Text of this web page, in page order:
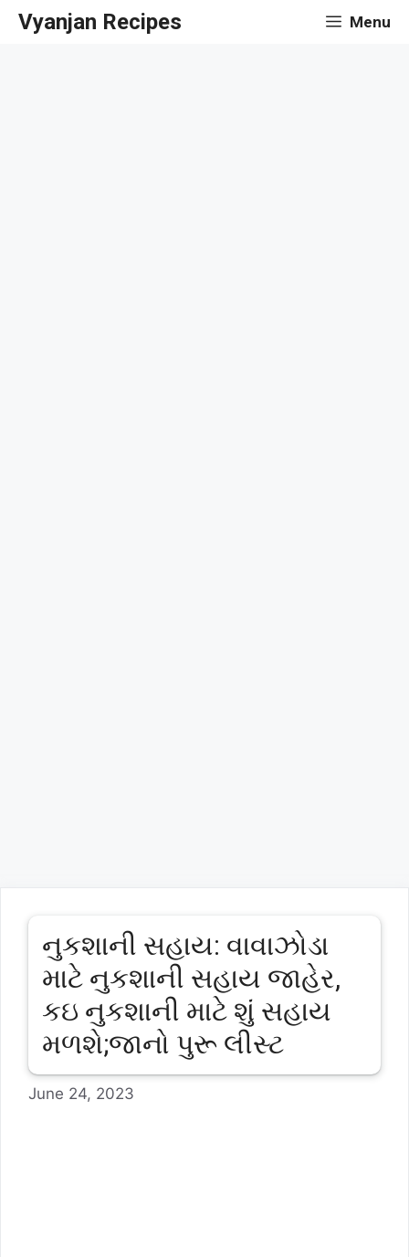
SkipVyanjan Recipes Menu
નુકશાની સહાય: વાવાઝોડા
માટે નુકશાની સહાય જાહેર,
કઇ નુકશાની માટે શું સહાય
મળશે;જાનો પુરૂ લીસ્ટ
June 24, 2023